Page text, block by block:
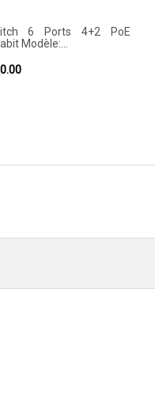
6 Ports 4+2 PoE
Modèle:...